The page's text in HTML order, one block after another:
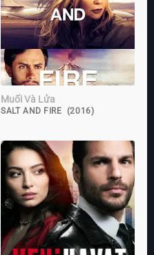
Muối Và Lửa
SALT AND FIRE (2016)